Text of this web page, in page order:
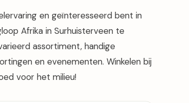
en geïnteresseerd bent in
Afrika in Surhuisterveen te
assortiment, handige
en evenementen. Winkelen bij
voor het milieu!